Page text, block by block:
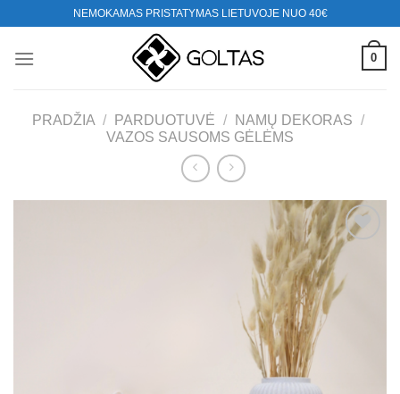
content
NEMOKAMAS PRISTATYMAS LIETUVOJE NUO 40€
0
PRADŽIA / PARDUOTUVĖ / NAMŲ DEKORAS /
VAZOS SAUSOMS GĖLĖMS
Mėgstamiausias